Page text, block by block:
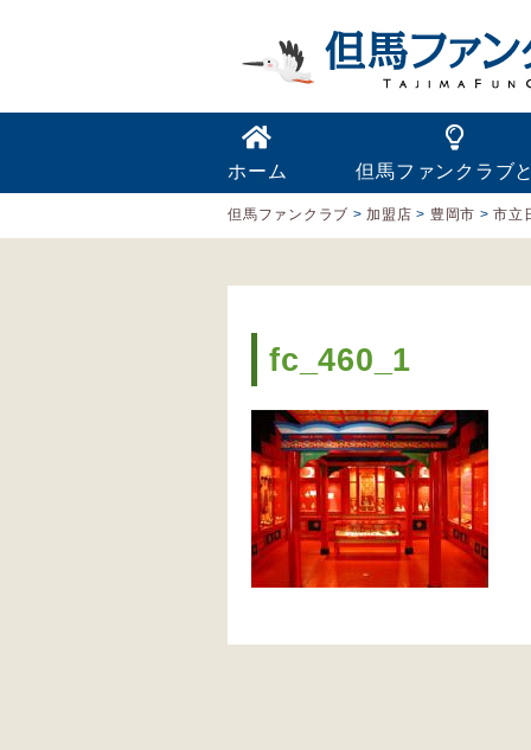
ホーム 但馬ファンクラブ
但馬ファンクラブ >加盟店 > 豊岡市 >市立
fc_460_1